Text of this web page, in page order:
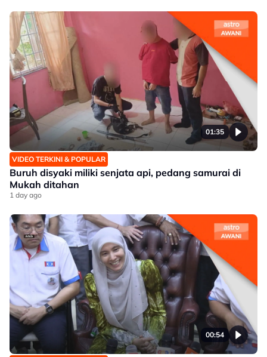
01:35
VIDEO TERKINI & POPULAR
Buruh disyaki miliki senjata api, pedang samurai di
Mukah ditahan
1 day ago
00:54